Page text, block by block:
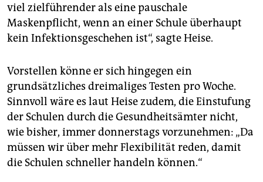
viel zielführender als eine pauschale
Maskenpflicht, wenn an einer Schule überhaupt
kein Infektionsgeschehen ist“, sagte Heise.
Vorstellen könne er sich hingegen ein
grundsätzliches dreimaliges Testen pro Woche.
Sinnvoll wäre es laut Heise zudem, die Einstufung
der Schulen durch die Gesundheitsämter nicht,
wie bisher, immer donnerstags vorzunehmen: „Da
müssen wir über mehr Flexibilität reden, damit
die Schulen schneller handeln können.“